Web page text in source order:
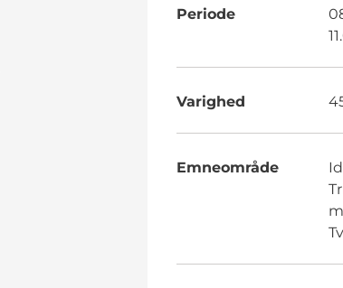
Periode
Varighed
Emneområde